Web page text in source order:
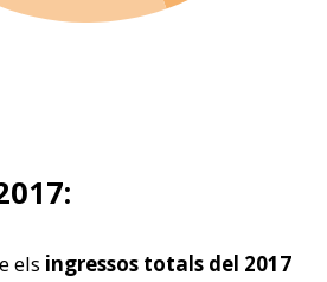
els ingressos totals del 2017